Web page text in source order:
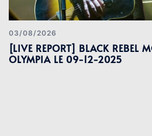
03/08/2026
[LIVE REPORT] BLACK REBEL
OLYMPIA LE 09-12-2025